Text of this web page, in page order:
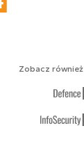
Zobacz również